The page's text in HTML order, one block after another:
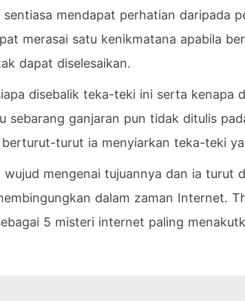
mendapat perhatian daripada
merasai satu kenikmatana apabila
dapat diselesaikan.
disebalik teka-teki ini serta kenapa
sebarang ganjaran pun tidak ditulis
turut ia menyiarkan teka-teki
mengenai tujuannya dan ia turut
dalam zaman Internet.
5 misteri internet paling